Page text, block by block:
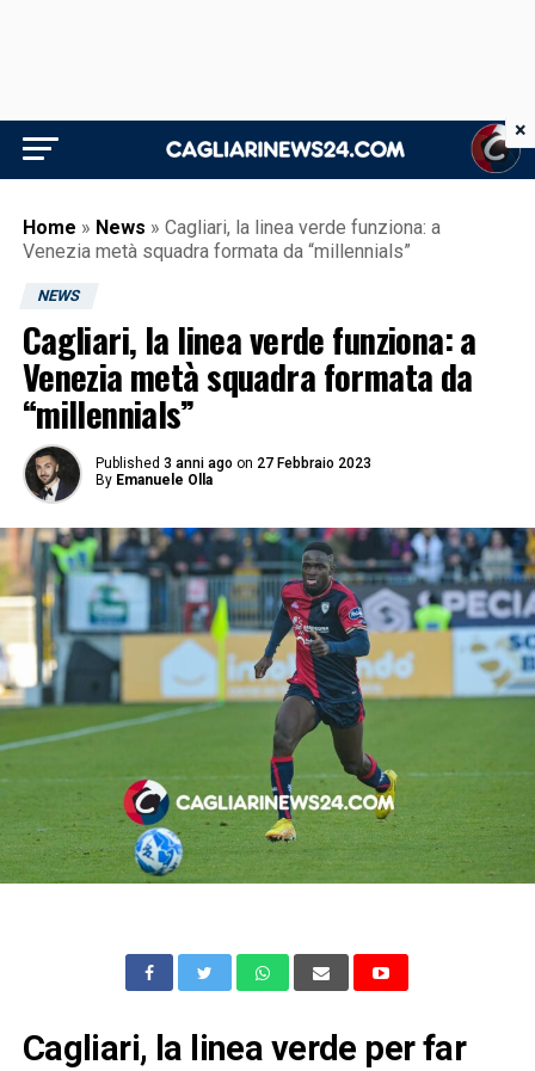
Home » News » Cagliari, la linea verde funziona: a
Venezia metà squadra formata da “millennials”
NEWS
Cagliari, la linea verde funziona: a
Venezia metà squadra formata da
“millennials”
Published 3 anni ago on 27 Febbraio 2023
By Emanuele Olla
Cagliari, la linea verde per far
×